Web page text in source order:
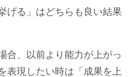
げる」はどちらも良い結果
合、以前より能力が上がっ
表現したい時は「成果を上